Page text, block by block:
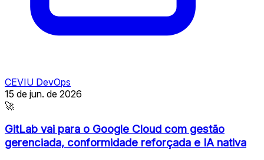
CEVIU DevOps
15 de jun. de 2026
🚀
GitLab vai para o Google Cloud com gestão
gerenciada, conformidade reforçada e IA nativa